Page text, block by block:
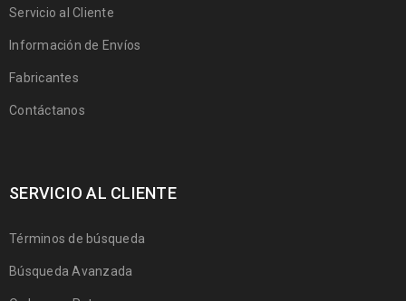
Servicio al Cliente
Información de Envíos
Fabricantes
Contáctanos
SERVICIO AL CLIENTE
Términos de búsqueda
Búsqueda Avanzada